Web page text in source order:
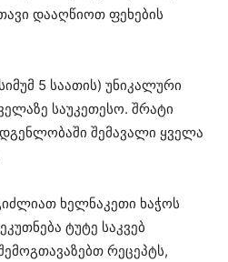
დააღწიოთ ფეხების
5 საათის) უნიკალური
საუკეთესო. შრატი
შემავალი ყველა
ხელნაკეთი ხაჭოს
ტუტე საკვებ
რეცეპტს,